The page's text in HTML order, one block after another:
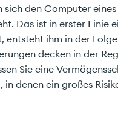
sich den Computer
Das ist in erster Linie
entsteht ihm in der
decken in der
Sie eine
denen ein großes